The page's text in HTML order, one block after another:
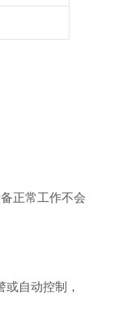
正常工作不会
自动控制，